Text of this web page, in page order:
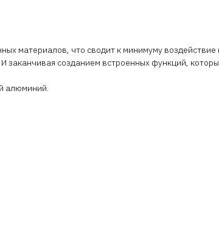
материалов, что сводит к минимуму
созданием встроенных функций,
алюминий.